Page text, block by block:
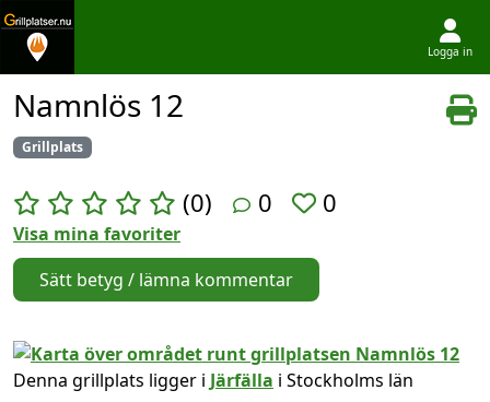
Logga in
Namnlös 12
Grillplats
(0) 0 0
Visa mina favoriter
Sätt betyg / lämna kommentar
Denna grillplats ligger i Järfälla i Stockholms län